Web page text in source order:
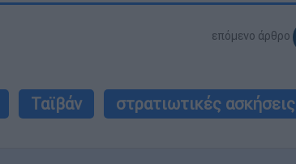
επόμενο άρθρο
Ταϊβάν στρατιωτικές ασκήσεις